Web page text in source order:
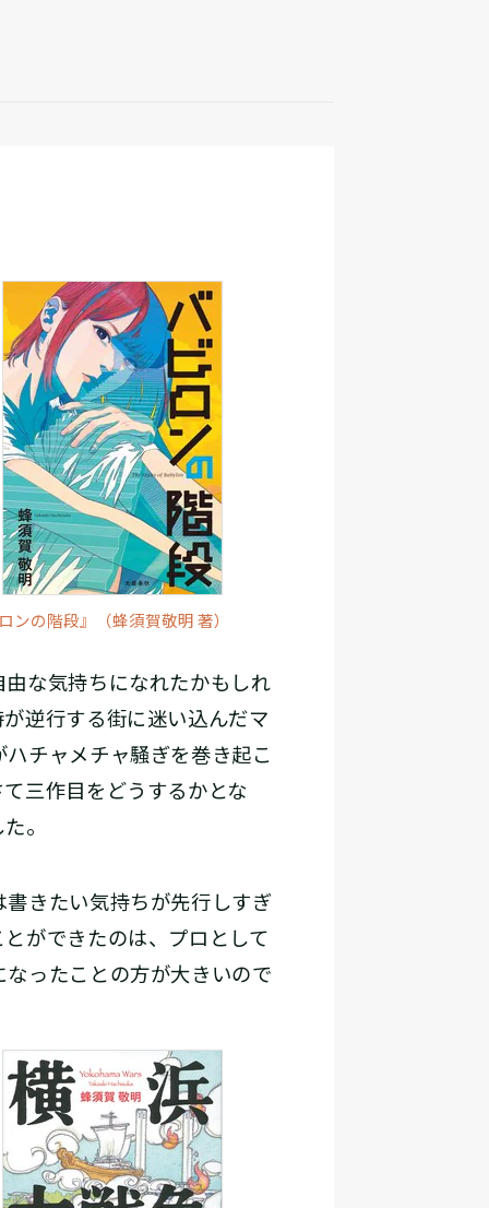
ンの階段』（蜂須賀敬明 著）
な気持ちになれたかもしれ
逆行する街に迷い込んだマ
チャメチャ騒ぎを巻き起こ
三作目をどうするかとな
。
きたい気持ちが先行しすぎ
ができたのは、プロとして
ったことの方が大きいので